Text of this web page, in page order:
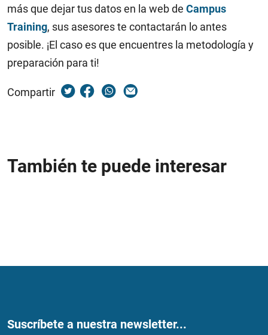
más que dejar tus datos en la web de Campus
Training, sus asesores te contactarán lo antes
posible. ¡El caso es que encuentres la metodología y
preparación para ti!
Compartir
También te puede interesar
Suscríbete a nuestra newsletter...